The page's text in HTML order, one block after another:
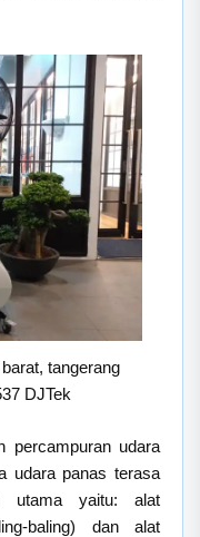
tangerang
DJTek
percampuran udara
udara panas terasa
utama yaitu: alat
baling) dan alat